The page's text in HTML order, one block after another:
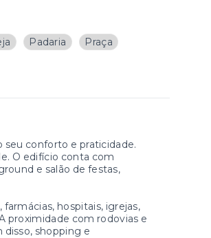
Padaria
Praça
seu conforto e praticidade.
O edifício conta com
e salão de festas,
hospitais, igrejas,
proximidade com rodovias e
disso, shopping e